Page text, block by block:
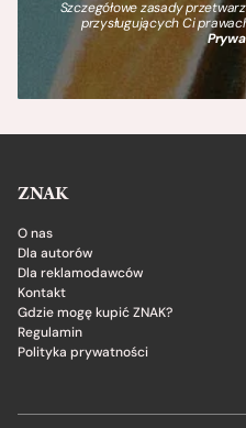
Szczegółowe zasady
przysługujących Ci
ZNAK
O nas
Dla autorów
Dla reklamodawców
Kontakt
Gdzie mogę kupić ZNAK?
Regulamin
Polityka prywatności